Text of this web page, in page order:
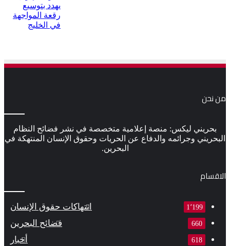
من نحن
بحريني ليكس: منصة إعلامية متخصصة في نشر فضائح النظام
البحريني وجرائمه والدفاع عن الحريات وحقوق الإنسان المنتهكة في
البحرين.
الاقسام
انتهاكات حقوق الإنسان 1٬199
فضائح البحرين 660
أخبار 618